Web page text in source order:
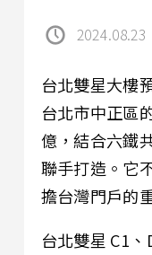
2024.08.23
台北雙星大樓
台北市中正區
億，結合六鐵
聯手打造。它
擔台灣門戶的
台北雙星 C1